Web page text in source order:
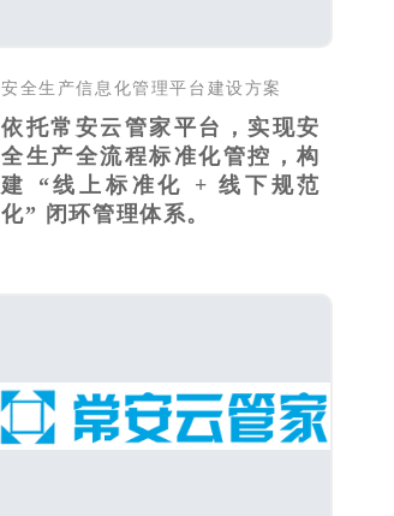
安全生产信息化管理平台建设方案
依托常安云管家平台，实现安
全生产全流程标准化管控，构
建 “线上标准化 + 线下规范
化” 闭环管理体系。